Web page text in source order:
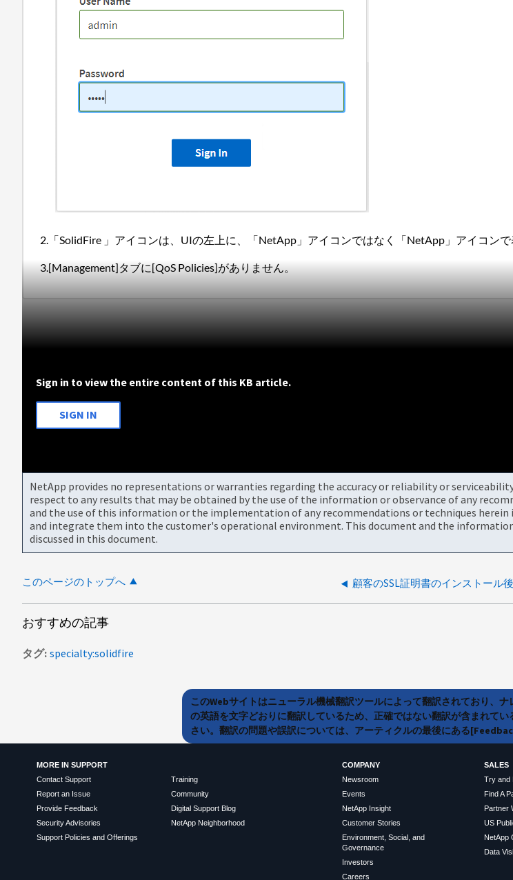
2.「SolidFire 」アイコンは、UIの左上に、「NetApp」アイコンではなく「NetApp」アイコンで
3.[Management]タブに[QoS Policies]がありません。
Sign in to view the entire content of this KB article.
SIGN IN
NetApp provides no representations or warranties regarding the accuracy or reliability or
respect to any results that may be obtained by the use of the information or observance of any
and the use of this information or the implementation of any recommendations or techniques
and integrate them into the customer's operational environment. This document and the
discussed in this document.
このページのトップへ
おすすめの記事
タグ specialty:solidfire
このWebサイトはニューラル機械翻訳ツールによって翻訳されており、
の英語を文字どおりに翻訳しているため、正確ではない翻訳が含まれて
さい。翻訳の問題や誤訳については、アーティクルの最後にある
MORE IN SUPPORT
Contact Support
Report an Issue
Provide Feedback
Security Advisories
Support Policies and Offerings
Training
Community
Digital Support Blog
NetApp Neighborhood
COMPANY
Newsroom
Events
NetApp Insight
Customer Stories
Environment, Social, and
Governance
Investors
Careers
SALES
Try and
Find A
Partner
US
NetApp
Data